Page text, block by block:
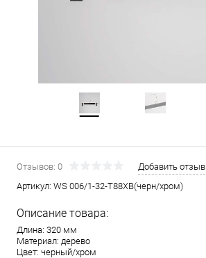
Отзывов: 0
Добавить отзыв
Артикул: WS 006/1-32-T88XB(черн/хром)
Описание товара:
Длина: 320 мм
Материал: дерево
Цвет: черный/хром